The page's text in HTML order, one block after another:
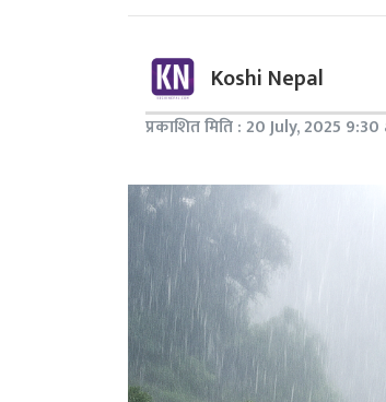
Koshi Nepal
प्रकाशित मिति : 20 July, 2025